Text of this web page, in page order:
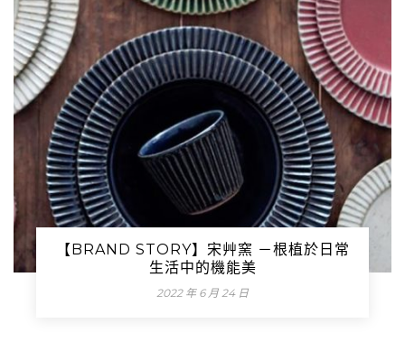
【BRAND STORY】宋艸窯 －根植於日常
生活中的機能美
2022 年 6 月 24 日